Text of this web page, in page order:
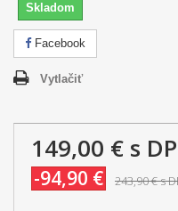
Skladom
Facebook
Vytlačiť
149,00 € s
-94,90 € 243,90 €s